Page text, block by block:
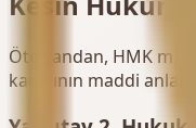
Öte yandan, HMK m.
kararının maddi